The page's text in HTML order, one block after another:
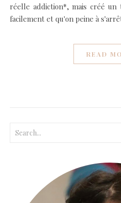
réelle addiction*, mais créé
facilement et qu'on peine à
READ